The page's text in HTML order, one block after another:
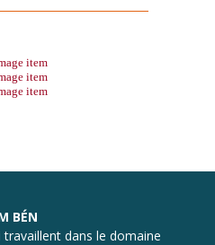
BÉN
dans le domaine